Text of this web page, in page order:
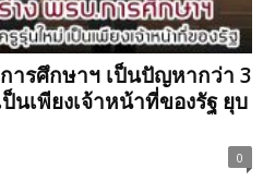
ารศึกษาฯ เป็นปัญหากว่า 3
นเพียงเจ้าหน้าที่ของรัฐ ยุบ
0